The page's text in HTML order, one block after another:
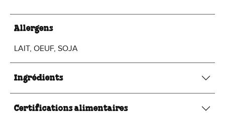
Allergens
LAIT, OEUF, SOJA
Ingrédients
Certifications alimentaires